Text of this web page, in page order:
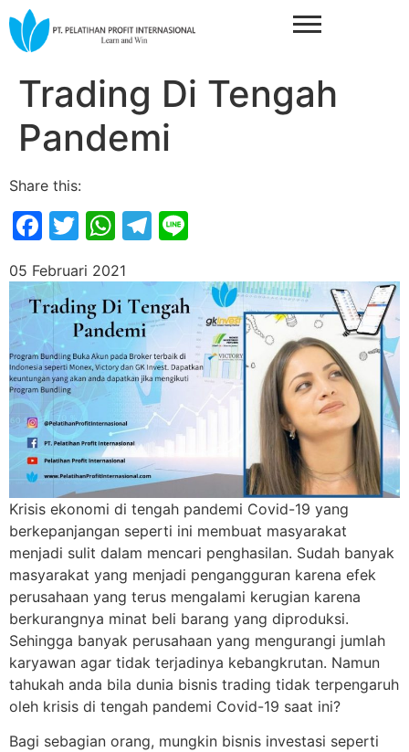
Trading Di Tengah
Pandemi
Share this:
Facebook
Twitter
WhatsApp
Telegram
05 Februari 2021
Krisis ekonomi di tengah pandemi Covid-19 yang
berkepanjangan seperti ini membuat masyarakat
menjadi sulit dalam mencari penghasilan. Sudah banyak
masyarakat yang menjadi pengangguran karena efek
perusahaan yang terus mengalami kerugian karena
berkurangnya minat beli barang yang diproduksi.
Sehingga banyak perusahaan yang mengurangi jumlah
karyawan agar tidak terjadinya kebangkrutan. Namun
tahukah anda bila dunia bisnis trading tidak terpengaruh
oleh krisis di tengah pandemi Covid-19 saat ini?
Bagi sebagian orang, mungkin bisnis investasi seperti